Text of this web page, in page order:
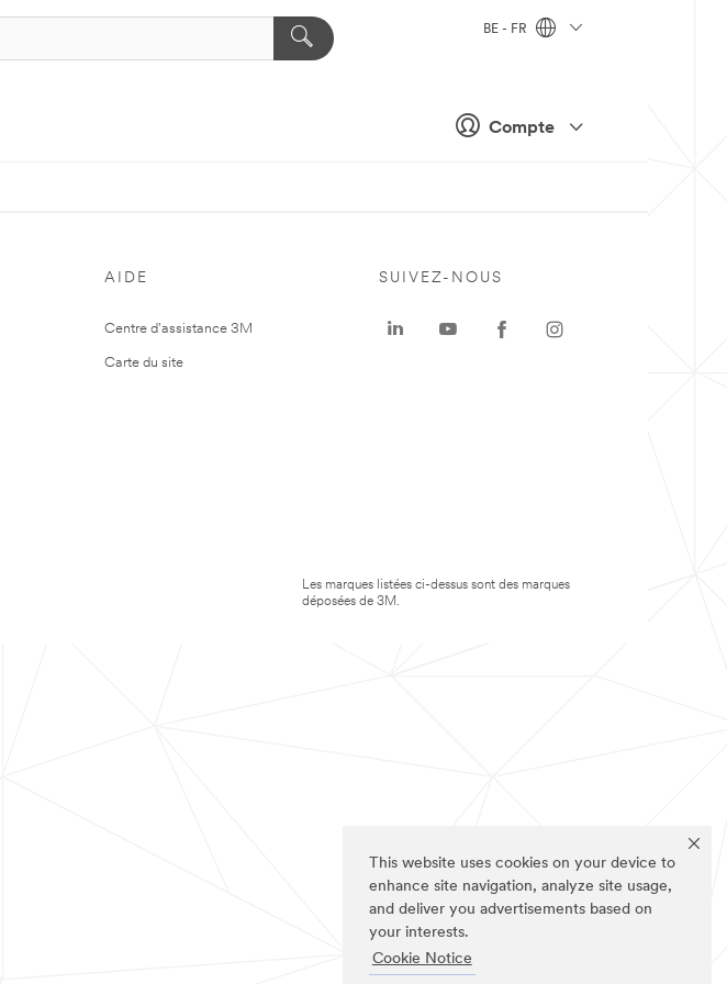
This website uses cookies on your device to
enhance site navigation, analyze site usage,
and deliver you advertisements based on
your interests.
Cookie Notice
Compte
BE - FR
AIDE
Centre d'assistance 3M
Carte du site
SUIVEZ-NOUS
Les marques listées ci-dessus sont des marques
déposées de 3M.